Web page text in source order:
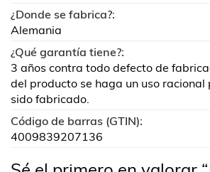
¿Donde se fabrica?:
Alemania
¿Qué garantía tiene?:
3 años contra todo defecto de
del producto se haga un uso racional
sido fabricado.
Código de barras (GTIN):
4009839207136